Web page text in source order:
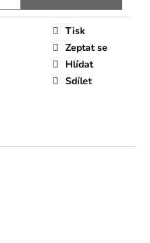
Tisk
Zeptat se
Hlídat
Sdílet